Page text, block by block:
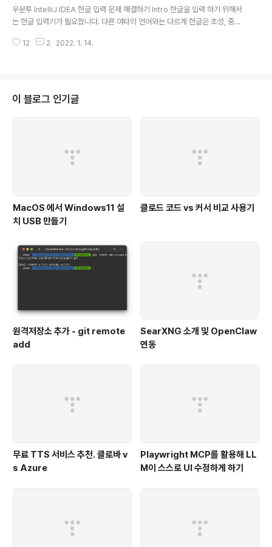
꾸준히 사용 하고 있습니다. 창 크기 조절 및 이동 증상 사용하면서 한가지 아쉬
운게, 이상하게 창 이동 및 크기 조..
우분투 IntelliJ IDEA 한글 입력 문제 해결하기 Intro 한글을 입력 하기 위해서
는 한글 입력기가 필요합니다. 다른 여타의 언어와는 다르게 한글은 초성, 중성,
있을 뿐만 아니라 자음이나 모음 각각 마저 여러개의 자음 혹은 모음이 모여 하
모국어로 사용해온 사람이라도 예측 하기는 어렵습니다. 이로인해 수많은 운영
체제에서는 한글 끝 글자 문제가 고질병이고, 그나마 마이크로소프트의 Windo
12 2 2022. 1. 14.
이 블로그 인기글
MacOS 에서 Windows11 설
치 USB 만들기
클로드 코드 vs 커서 비교 사용기
원격저장소 추가 - git remote
add
SearXNG 소개 및 OpenClaw
연동
무료 TTS 서비스 추천. 클로바 v
s Azure
Playwright MCP를 활용해 LL
M이 스스로 UI 수정하게 하기